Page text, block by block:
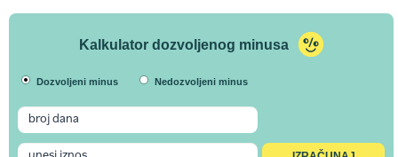
Kalkulator dozvoljenog minusa
Dozvoljeni minus Nedozvoljeni minus